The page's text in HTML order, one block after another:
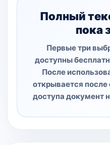
Полный
пока
Первые три
доступны
После
открывается
доступа документ